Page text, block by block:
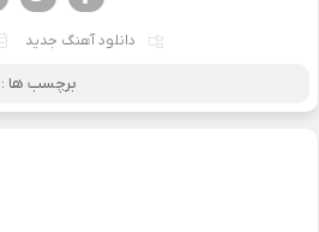
دانلود آهنگ جدید
برچسب ها :